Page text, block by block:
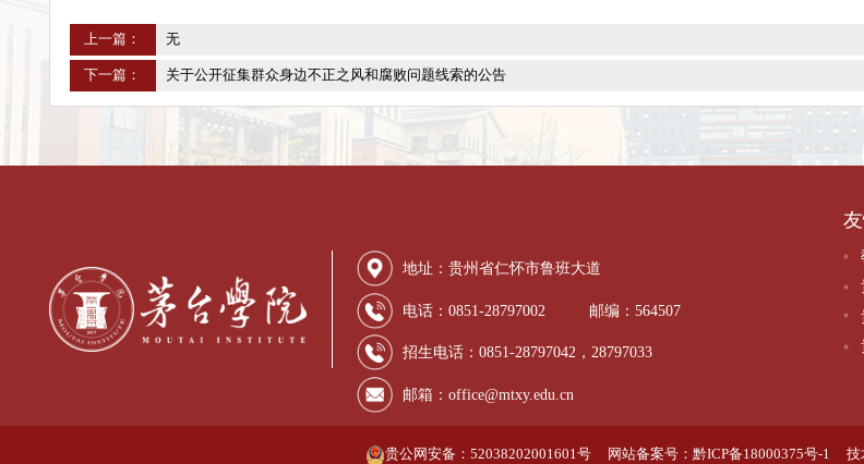
上一篇：
下一篇： 关于公开征集群众身边不正之风和腐败问题线索的公告